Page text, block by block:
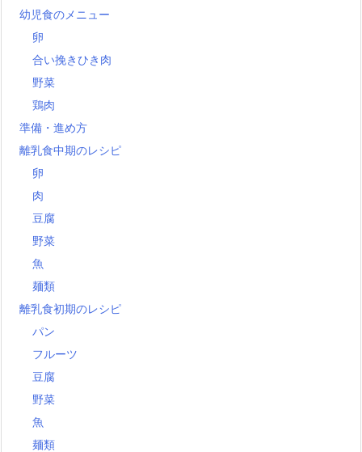
幼児食のメニュー
卵
合い挽きひき肉
野菜
鶏肉
準備・進め方
離乳食中期のレシピ
卵
肉
豆腐
野菜
魚
麺類
離乳食初期のレシピ
パン
フルーツ
豆腐
野菜
魚
麺類